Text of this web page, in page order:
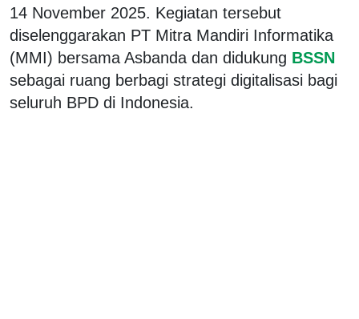
14 November 2025. Kegiatan tersebut
diselenggarakan PT Mitra Mandiri Informatika
(MMI) bersama Asbanda dan didukung BSSN
sebagai ruang berbagi strategi digitalisasi bagi
seluruh BPD di Indonesia.